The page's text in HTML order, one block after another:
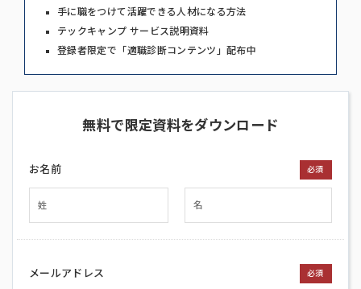
手に職をつけて活躍できる人材になる方法
テックキャンプ サービス説明資料
登録者限定で「適職診断コンテンツ」配布中
無料で限定資料をダウンロード
お名前 必須
メールアドレス 必須